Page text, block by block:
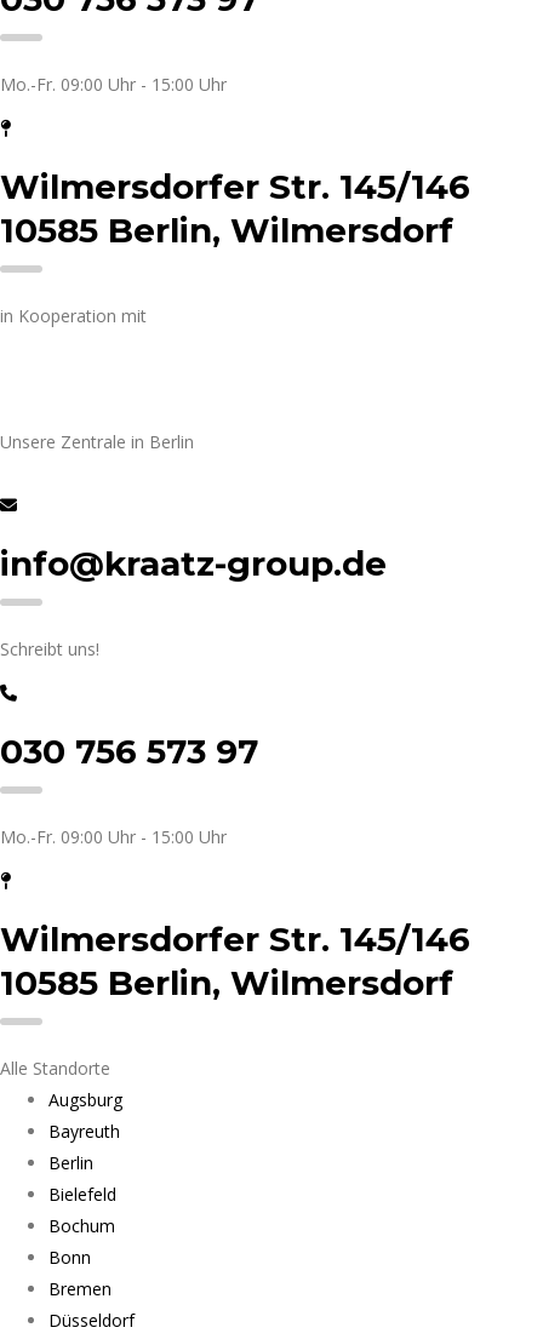
Mo.-Fr. 09:00 Uhr - 15:00 Uhr
Wilmersdorfer Str. 145/146
10585 Berlin, Wilmersdorf
in Kooperation mit
Unsere Zentrale in Berlin
info@kraatz-group.de
Schreibt uns!
030 756 573 97
Mo.-Fr. 09:00 Uhr - 15:00 Uhr
Wilmersdorfer Str. 145/146
10585 Berlin, Wilmersdorf
Alle Standorte
Augsburg
Bayreuth
Berlin
Bielefeld
Bochum
Bonn
Bremen
Düsseldorf